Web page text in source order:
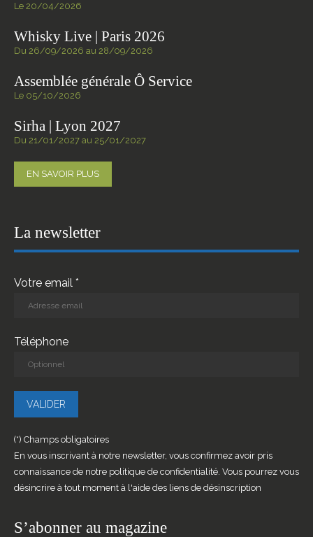
Le 20/04/2026
Whisky Live | Paris 2026
Du 26/09/2026 au 28/09/2026
Assemblée générale Ô Service
Le 05/10/2026
Sirha | Lyon 2027
Du 21/01/2027 au 25/01/2027
EN SAVOIR PLUS
La newsletter
Votre email *
Téléphone
(*) Champs obligatoires
En vous inscrivant à notre newsletter, vous confirmez avoir pris
connaissance de notre politique de confidentialité. Vous pourrez vous
désincrire à tout moment à l'aide des liens de désinscription
S’abonner au magazine